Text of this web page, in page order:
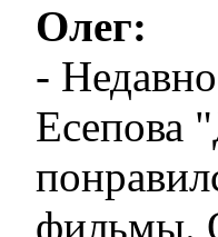
Олег:
-
Есепова
фильмы.